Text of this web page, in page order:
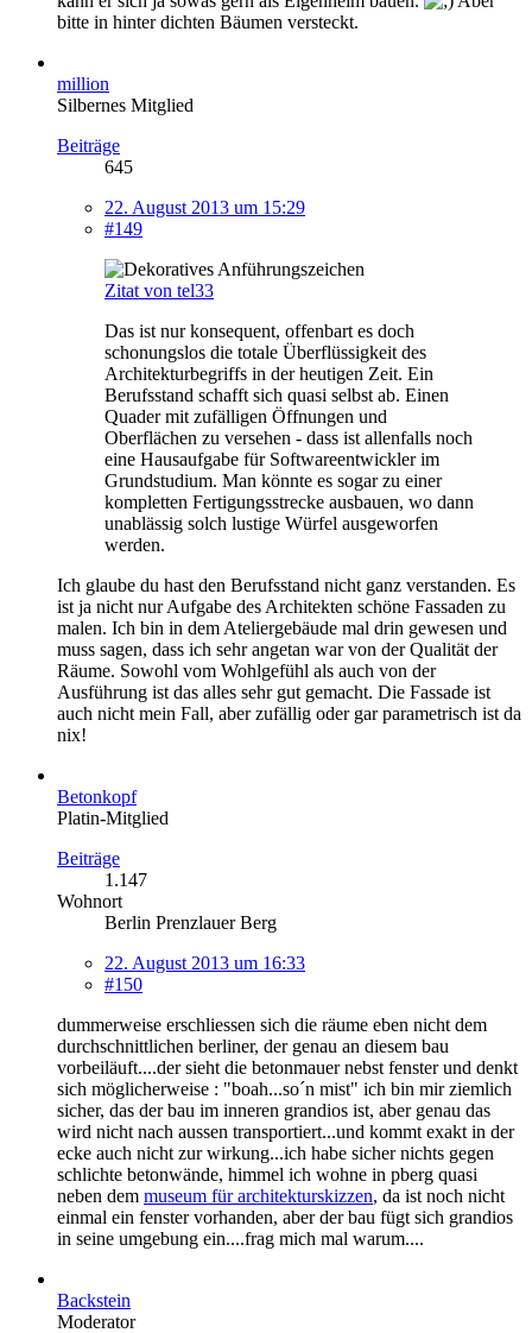
bitte in hinter dichten Bäumen versteckt.
million
Silbernes Mitglied
Beiträge
645
22. August 2013 um 15:29
#149
Zitat von tel33
Das ist nur konsequent, offenbart es doch
schonungslos die totale Überflüssigkeit des
Architekturbegriffs in der heutigen Zeit. Ein
Berufsstand schafft sich quasi selbst ab. Einen
Quader mit zufälligen Öffnungen und
Oberflächen zu versehen - dass ist allenfalls noch
eine Hausaufgabe für Softwareentwickler im
Grundstudium. Man könnte es sogar zu einer
kompletten Fertigungsstrecke ausbauen, wo dann
unablässig solch lustige Würfel ausgeworfen
werden.
Ich glaube du hast den Berufsstand nicht ganz verstanden. Es
ist ja nicht nur Aufgabe des Architekten schöne Fassaden zu
malen. Ich bin in dem Ateliergebäude mal drin gewesen und
muss sagen, dass ich sehr angetan war von der Qualität der
Räume. Sowohl vom Wohlgefühl als auch von der
Ausführung ist das alles sehr gut gemacht. Die Fassade ist
auch nicht mein Fall, aber zufällig oder gar parametrisch ist da
nix!
Betonkopf
Platin-Mitglied
Beiträge
1.147
Wohnort
Berlin Prenzlauer Berg
22. August 2013 um 16:33
#150
dummerweise erschliessen sich die räume eben nicht dem
durchschnittlichen berliner, der genau an diesem bau
vorbeiläuft....der sieht die betonmauer nebst fenster und denkt
sich möglicherweise : "boah...so´n mist" ich bin mir ziemlich
sicher, das der bau im inneren grandios ist, aber genau das
wird nicht nach aussen transportiert...und kommt exakt in der
ecke auch nicht zur wirkung...ich habe sicher nichts gegen
schlichte betonwände, himmel ich wohne in pberg quasi
neben dem museum für architekturskizzen, da ist noch nicht
einmal ein fenster vorhanden, aber der bau fügt sich grandios
in seine umgebung ein....frag mich mal warum....
Backstein
Moderator